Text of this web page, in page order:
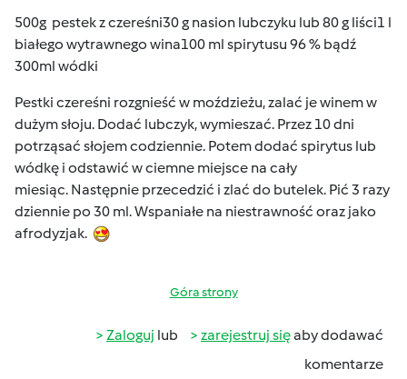
500g pestek z czereśni30 g nasion lubczyku lub 80 g liści1 l
białego wytrawnego wina100 ml spirytusu 96 % bądź
300ml wódki
Pestki czereśni rozgnieść w moździeżu, zalać je winem w
dużym słoju. Dodać lubczyk, wymieszać. Przez 10 dni
potrząsać słojem codziennie. Potem dodać spirytus lub
wódkę i odstawić w ciemne miejsce na cały
miesiąc. Następnie przecedzić i zlać do butelek. Pić 3 razy
dziennie po 30 ml. Wspaniałe na niestrawność oraz jako
afrodyzjak.
Góra strony
Zaloguj lub zarejestruj sięaby dodawać
komentarze